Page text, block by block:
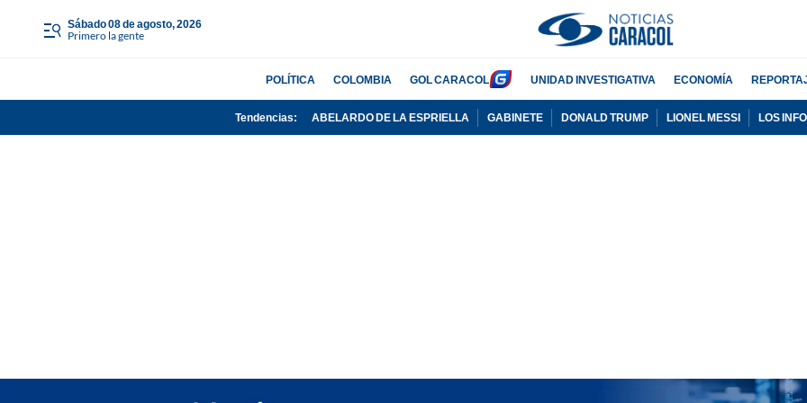
sábado 08 de agosto, 2026
Primero la gente
POLÍTICA COLOMBIA GOL CARACOL UNIDAD INVESTIGATIVA ECONOMÍA
Tendencias: ABELARDO DE LA ESPRIELLA GABINETE DONALD TRUMP LIONEL MESSI LOS